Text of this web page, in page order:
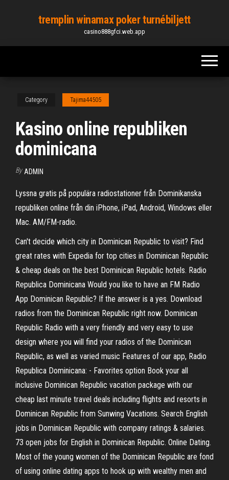
content
tremplin winamax poker turnébiljett
casino888gfci.web.app
Category Tajima44505
Kasino online republiken
dominicana
By ADMIN
Lyssna gratis på populära radiostationer från Dominikanska
republiken online från din iPhone, iPad, Android, Windows eller
Mac. AM/FM-radio.
Can't decide which city in Dominican Republic to visit? Find
great rates with Expedia for top cities in Dominican Republic
& cheap deals on the best Dominican Republic hotels. Radio
Republica Dominicana Would you like to have an FM Radio
App Dominican Republic? If the answer is a yes. Download
radios from the Dominican Republic right now. Dominican
Republic Radio with a very friendly and very easy to use
design where you will find your radios of the Dominican
Republic, as well as varied music Features of our app, Radio
Republica Dominicana: - Favorites option Book your all
inclusive Dominican Republic vacation package with our
cheap last minute travel deals including flights and resorts in
Dominican Republic from Sunwing Vacations. Search English
jobs in Dominican Republic with company ratings & salaries.
73 open jobs for English in Dominican Republic. Online Dating.
Most of the young women of the Dominican Republic are fond
of using online dating apps to hook up with wealthy men and